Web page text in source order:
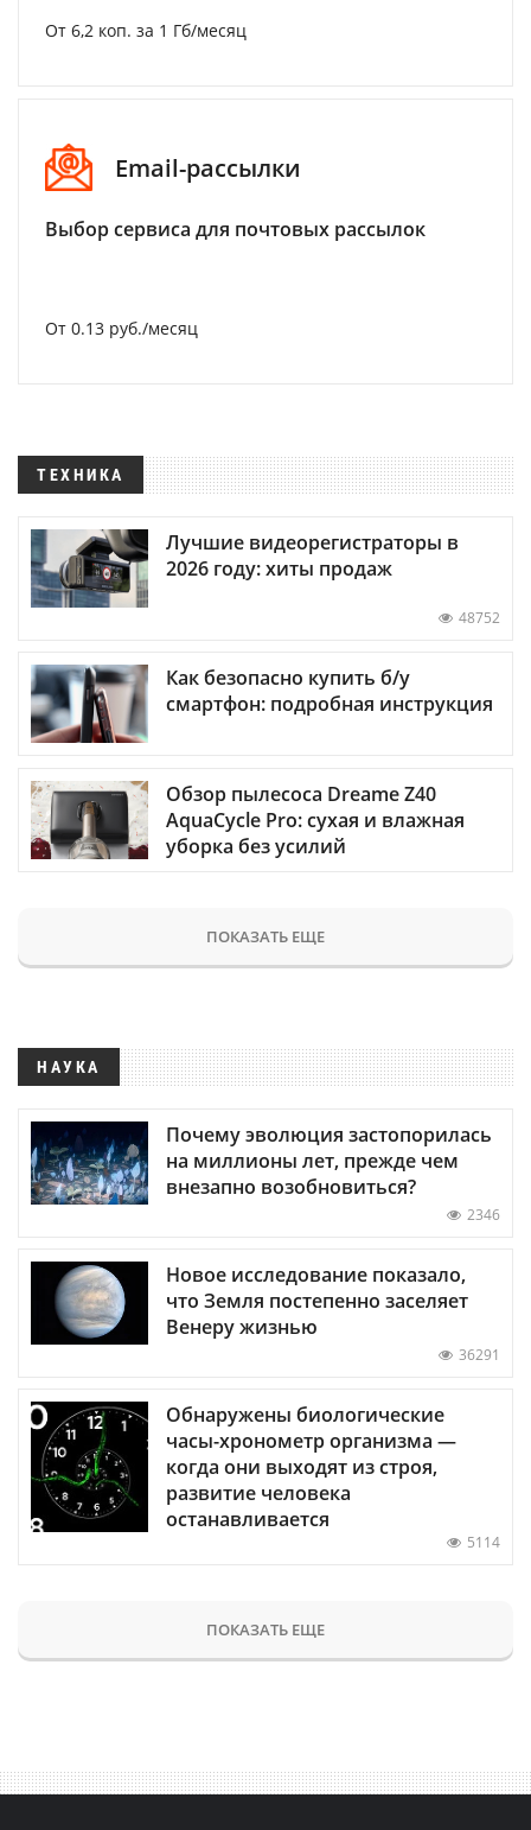
От 6,2 коп. за 1 Гб/месяц
Email-рассылки
Выбор сервиса для почтовых рассылок
От 0.13 руб./месяц
ТЕХНИКА
Лучшие видеорегистраторы в
2026 году: хиты продаж
48752
Как безопасно купить б/у
смартфон: подробная инструкция
Обзор пылесоса Dreame Z40
AquaCycle Pro: сухая и влажная
уборка без усилий
ПОКАЗАТЬ ЕЩЕ
НАУКА
Почему эволюция застопорилась
на миллионы лет, прежде чем
внезапно возобновиться?
2346
Новое исследование показало,
что Земля постепенно заселяет
Венеру жизнью
36291
Обнаружены биологические
часы-хронометр организма —
когда они выходят из строя,
развитие человека
останавливается
5114
ПОКАЗАТЬ ЕЩЕ